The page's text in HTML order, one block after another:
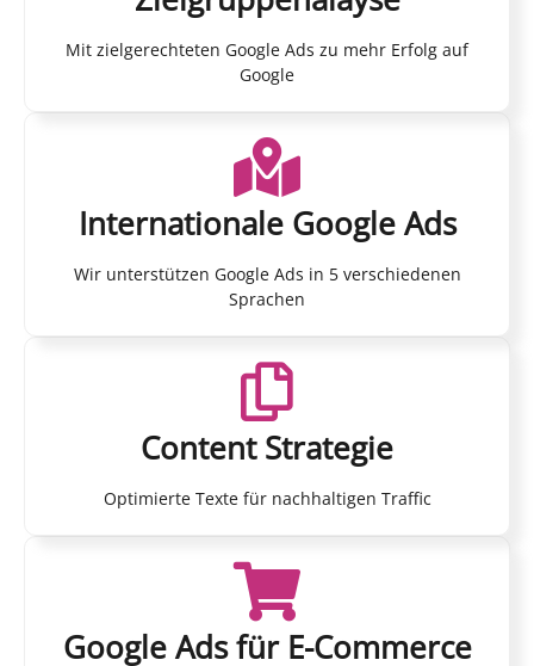
Mit zielgerechteten Google Ads zu mehr Erfolg auf
Google
Internationale Google Ads
Wir unterstützen Google Ads in 5 verschiedenen
Sprachen
Content Strategie
Optimierte Texte für nachhaltigen Traffic
Google Ads für E-Commerce